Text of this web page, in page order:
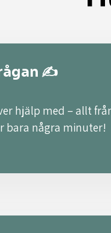
✍️
hjälp med – allt
bara några minuter!